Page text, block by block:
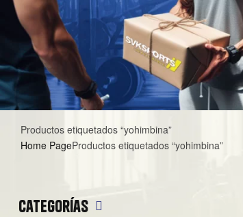
Productos etiquetados “yohimbina”
Home PageProductos etiquetados “yohimbina”
Categorías